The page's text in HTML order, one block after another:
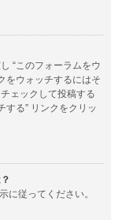
“このフォーラムをウ
をウォッチするにはそ
ェックして投稿する
する” リンクをクリッ
に従ってください。